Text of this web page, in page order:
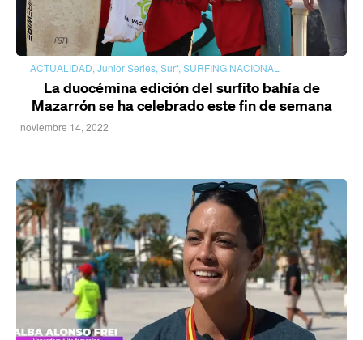
ACTUALIDAD, Junior Series, Surf, SURFING NACIONAL
La duocémina edición del surfito bahía de
Mazarrón se ha celebrado este fin de semana
noviembre 14, 2022